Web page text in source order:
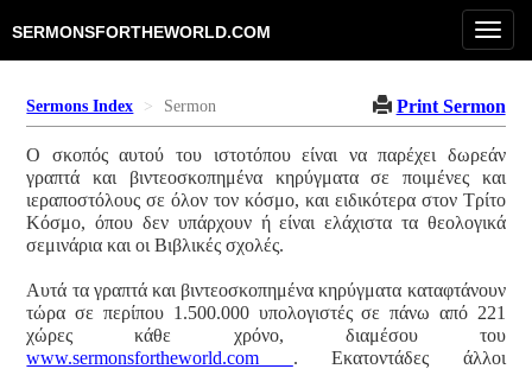
SERMONSFORTHEWORLD.COM
Sermons Index Sermon Print Sermon
Ο σκοπός αυτού του ιστοτόπου είναι να παρέχει δωρεάν
γραπτά και βιντεοσκοπημένα κηρύγματα σε ποιμένες και
ιεραποστόλους σε όλον τον κόσμο, και ειδικότερα στον Τρίτο
Κόσμο, όπου δεν υπάρχουν ή είναι ελάχιστα τα θεολογικά
σεμινάρια και οι Βιβλικές σχολές.
Αυτά τα γραπτά και βιντεοσκοπημένα κηρύγματα καταφτάνουν
τώρα σε περίπου 1.500.000 υπολογιστές σε πάνω από 221
χώρες κάθε χρόνο, διαμέσου του
www.sermonsfortheworld.com . Εκατοντάδες άλλοι